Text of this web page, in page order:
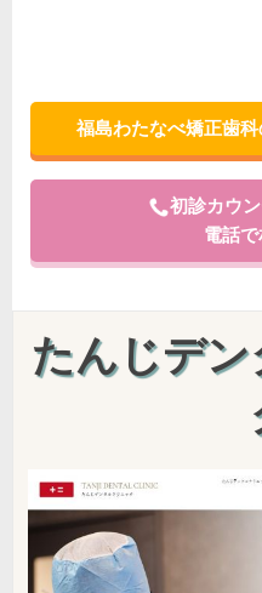
福島わたなべ矯正歯
初診カウ
電話
たんじデ